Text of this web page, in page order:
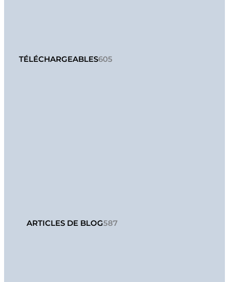
TÉLÉCHARGEABLES605
ARTICLES DE BLOG587